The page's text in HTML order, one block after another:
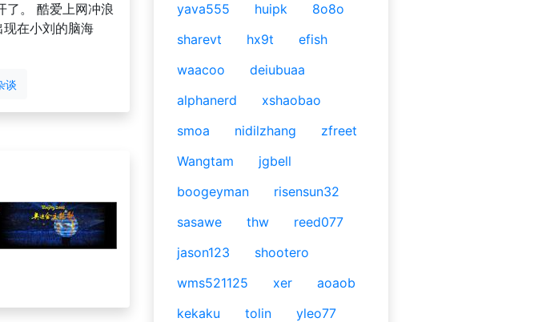
了。 酷爱上网冲浪
现在小刘的脑海
谈
yava555
huipk
8o8o
sharevt
hx9t
efish
waacoo
deiubuaa
alphanerd
xshaobao
smoa
nidilzhang
zfreet
Wangtam
jgbell
boogeyman
risensun32
sasawe
thw
reed077
jason123
shootero
wms521125
xer
aoaob
kekaku
tolin
yleo77